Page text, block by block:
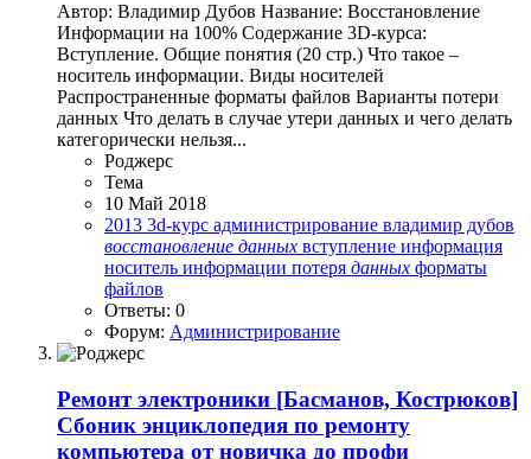
Автор: Владимир Дубов Название: Восстановление
Информации на 100% Содержание 3D-курса:
Вступление. Общие понятия (20 стр.) Что такое –
носитель информации. Виды носителей
Распространенные форматы файлов Варианты потери
данных Что делать в случае утери данных и чего делать
категорически нельзя...
Роджерc
Тема
10 Май 2018
2013 3d-курс администрирование владимир дубов
восстановление данных вступление информация
носитель информации потеря данных форматы
файлов
Ответы: 0
Форум: Администрирование
Ремонт электроники [Басманов, Кострюков]
Сбоник энциклопедия по ремонту
компьютера от новичка до профи